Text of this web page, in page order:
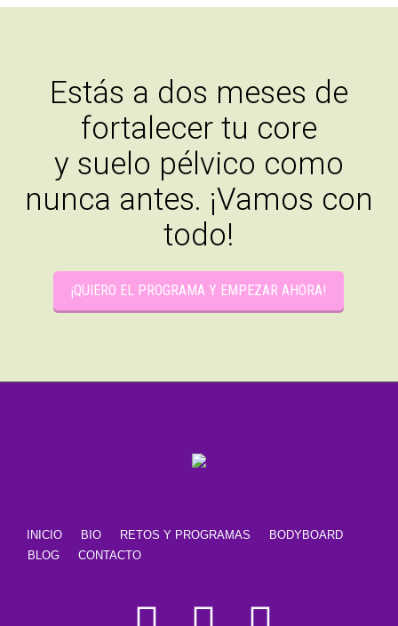
Estás a dos meses de
fortalecer tu core
y suelo pélvico como
nunca antes. ¡Vamos con
todo!
¡QUIERO EL PROGRAMA Y EMPEZAR AHORA!
INICIO BIO RETOS Y PROGRAMAS
BODYBOARD
BLOG
CONTACTO